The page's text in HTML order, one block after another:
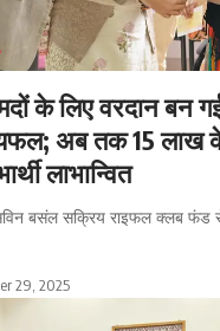
के लिए वरदान बन
अब तक 15
लाभान्वित
सविन बसंल सक्रिय राइफल क्लब
29, 2025